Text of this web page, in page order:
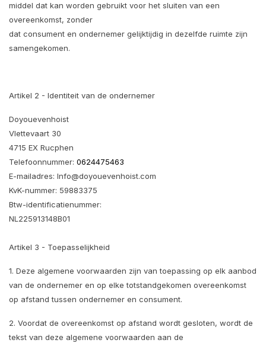
middel dat kan worden gebruikt voor het sluiten van een
overeenkomst, zonder
dat consument en ondernemer gelijktijdig in dezelfde ruimte zijn
samengekomen.
Artikel 2 - Identiteit van de ondernemer
Doyouevenhoist
Vlettevaart 30
4715 EX Rucphen
Telefoonnummer: 0624475463
E-mailadres: Info@doyouevenhoist.com
KvK-nummer: 59883375
Btw-identificatienummer:
NL225913148B01
Artikel 3 - Toepasselijkheid
1. Deze algemene voorwaarden zijn van toepassing op elk aanbod
van de ondernemer en op elke totstandgekomen overeenkomst
op afstand tussen ondernemer en consument.
2. Voordat de overeenkomst op afstand wordt gesloten, wordt de
tekst van deze algemene voorwaarden aan de